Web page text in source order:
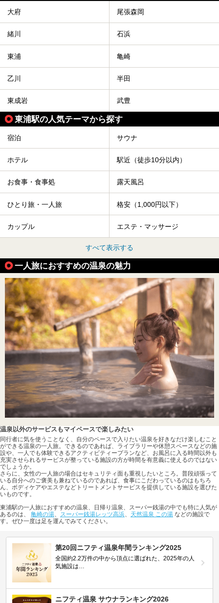
大府 尾張森岡
緒川 石浜
東浦 亀崎
乙川 半田
東成岩 武豊
東浦駅の人気テーマから探す
宿泊 サウナ
ホテル 駅近（徒歩10分以内）
お食事・食事処 露天風呂
ひとり旅・一人旅 格安（1,000円以下）
カップル エステ・マッサージ
すべて表示する
一人旅におすすめの温泉の魅力
温泉以外のサービスもマイペースで楽しみたい
同行者に気を使うことなく、自分のペースで入りたい温泉を好きなだけ楽しむこと
ができる温泉の一人旅。できるのであれば、ライブラリーや休憩スペースなどの施
設や、一人でも体験できるアクティビティープランなど、お風呂に入る時間以外も
充実させられるサービスが整っている施設の方が時間を有意義に使えるのではない
でしょうか。
さらに、女性の一人旅の場合はセキュリティ面も重視したいところ。普段頑張って
いる自分へのご褒美も兼ねているのであれば、食事にこだわっているのはもちろ
ん、ボディケアやエステなどトリートメントサービスを提供している施設を選びた
いものです。
東浦駅の一人旅におすすめの温泉、日帰り温泉、スーパー銭湯の中でも特に人気が
あるのは、 亀崎の湯、 スーパー銭湯レッツ高浜、 天然温泉 この湯 などの施設で
す。ぜひ一度は足を運んでみてください。
第20回ニフティ温泉年間ランキング2025
全国約2.2万件の中から頂点に選ばれた、2025年の人
気施設は…
ニフティ温泉 サウナランキング2026